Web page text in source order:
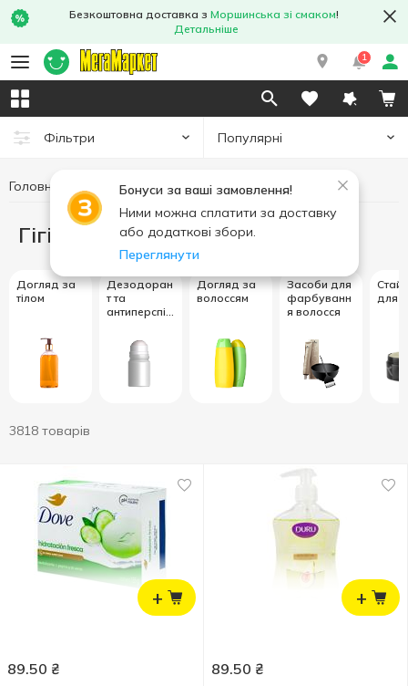
Безкоштовна доставка з Моршинська зі смаком!
Детальніше
1
Фільтри Популярні
Бонуси за ваші замовлення!
Ними можна сплатити за доставку
або додаткові збори.
Переглянути
Головна Гігієна та догляд
Гігієна та догляд
Догляд за
тілом
Дезодоран
т та
антиперспір
Догляд за
волоссям
Засоби для
фарбуванн
я волосся
для
3818 товарів
+
89.50 ₴
+
89.50 ₴